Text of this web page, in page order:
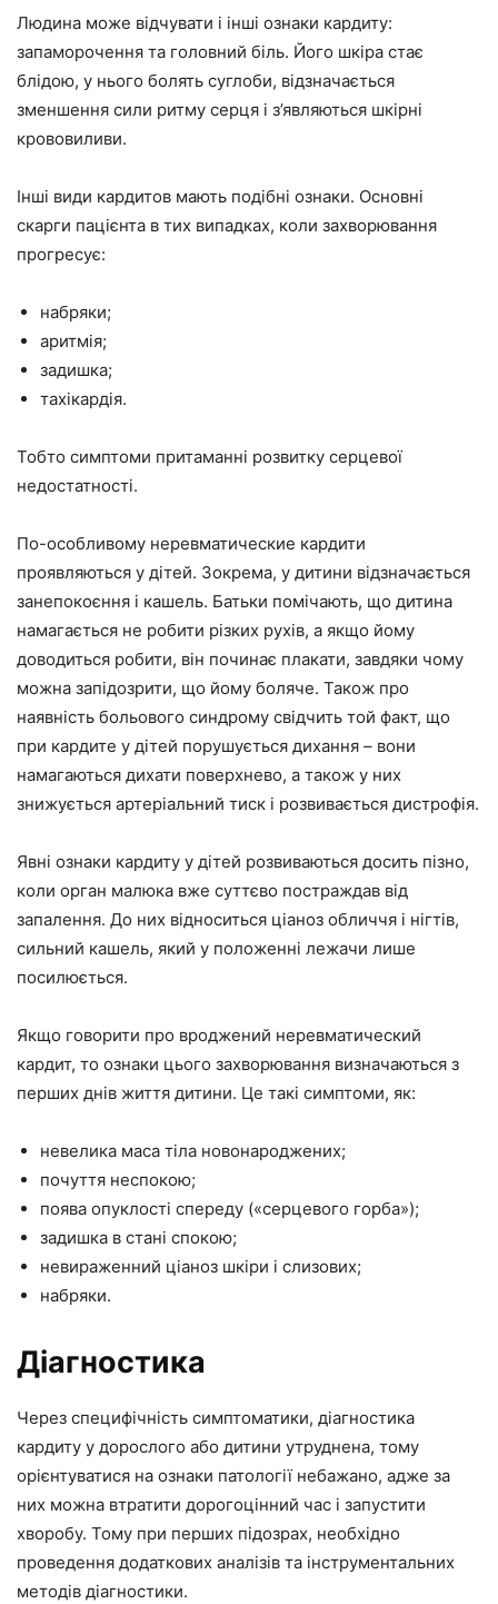
Людина може відчувати і інші ознаки кардиту:
запаморочення та головний біль. Його шкіра стає
блідою, у нього болять суглоби, відзначається
зменшення сили ритму серця і з’являються шкірні
крововиливи.
Інші види кардитов мають подібні ознаки. Основні
скарги пацієнта в тих випадках, коли захворювання
прогресує:
набряки;
аритмія;
задишка;
тахікардія.
Тобто симптоми притаманні розвитку серцевої
недостатності.
По-особливому неревматические кардити
проявляються у дітей. Зокрема, у дитини відзначається
занепокоєння і кашель. Батьки помічають, що дитина
намагається не робити різких рухів, а якщо йому
доводиться робити, він починає плакати, завдяки чому
можна запідозрити, що йому боляче. Також про
наявність больового синдрому свідчить той факт, що
при кардите у дітей порушується дихання – вони
намагаються дихати поверхнево, а також у них
знижується артеріальний тиск і розвивається дистрофія.
Явні ознаки кардиту у дітей розвиваються досить пізно,
коли орган малюка вже суттєво постраждав від
запалення. До них відноситься ціаноз обличчя і нігтів,
сильний кашель, який у положенні лежачи лише
посилюється.
Якщо говорити про вроджений неревматический
кардит, то ознаки цього захворювання визначаються з
перших днів життя дитини. Це такі симптоми, як:
невелика маса тіла новонароджених;
почуття неспокою;
поява опуклості спереду («серцевого горба»);
задишка в стані спокою;
невираженний ціаноз шкіри і слизових;
набряки.
Діагностика
Через специфічність симптоматики, діагностика
кардиту у дорослого або дитини утруднена, тому
орієнтуватися на ознаки патології небажано, адже за
них можна втратити дорогоцінний час і запустити
хворобу. Тому при перших підозрах, необхідно
проведення додаткових аналізів та інструментальних
методів діагностики.